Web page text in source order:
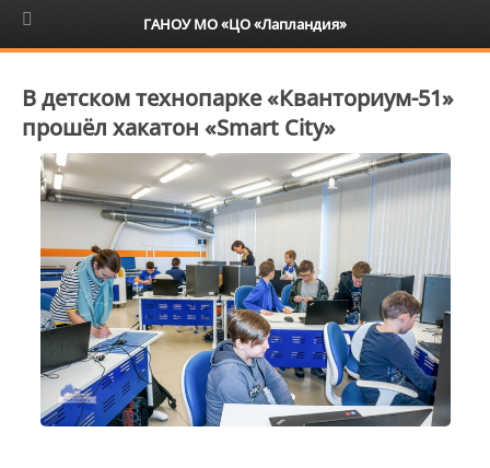
6+
В детском технопарке «Кванториум-51»
прошёл хакатон «Smart City»
ГАНОУ МО «ЦО «Лапландия»